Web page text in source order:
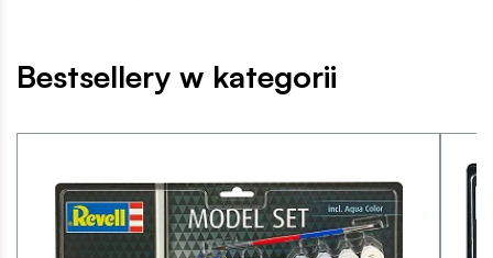
Bestsellery w kategorii